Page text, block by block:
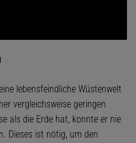
lebensfeindliche Wüstenwelt
vergleichsweise geringen
als die Erde hat, konnte er nie
Dieses ist nötig, um den